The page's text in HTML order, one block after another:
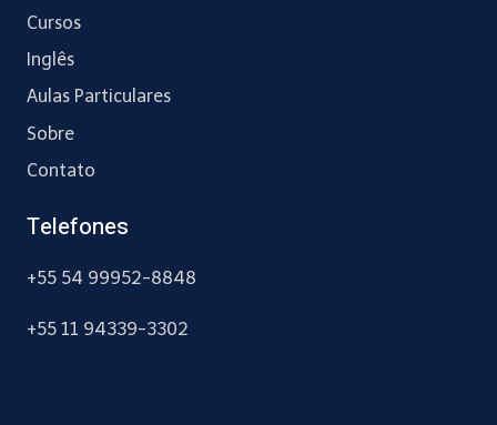
Cursos
Inglês
Aulas Particulares
Sobre
Contato
Telefones
+55 54 99952-8848
+55 11 94339-3302